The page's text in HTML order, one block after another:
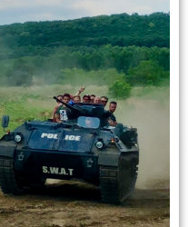
Beer Bus
+